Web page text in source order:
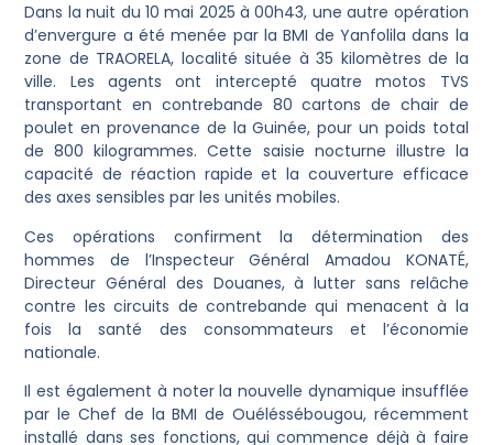
Dans la nuit du 10 mai 2025 à 00h43, une autre opération
d’envergure a été menée par la BMI de Yanfolila dans la
zone de TRAORELA, localité située à 35 kilomètres de la
ville. Les agents ont intercepté quatre motos TVS
transportant en contrebande 80 cartons de chair de
poulet en provenance de la Guinée, pour un poids total
de 800 kilogrammes. Cette saisie nocturne illustre la
capacité de réaction rapide et la couverture efficace
des axes sensibles par les unités mobiles.
Ces opérations confirment la détermination des
hommes de l’Inspecteur Général Amadou KONATÉ,
Directeur Général des Douanes, à lutter sans relâche
contre les circuits de contrebande qui menacent à la
fois la santé des consommateurs et l’économie
nationale.
Il est également à noter la nouvelle dynamique insufflée
par le Chef de la BMI de Ouéléssébougou, récemment
installé dans ses fonctions, qui commence déjà à faire